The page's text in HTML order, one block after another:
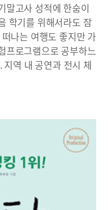
말고사 성적에 한숨이
학기를 위해서라도 잠
나는 여행도 좋지만 가
프로그램으로 공부하느
역 내 공연과 전시 체